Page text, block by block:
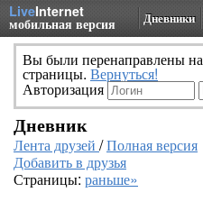
LiveInternet
мобильная версия Дневники
Вы были перенаправлены
страницы. Вернуться!
Авторизация
Дневник
Лента друзей /Полная версия
Добавить в друзья
Страницы: раньше»